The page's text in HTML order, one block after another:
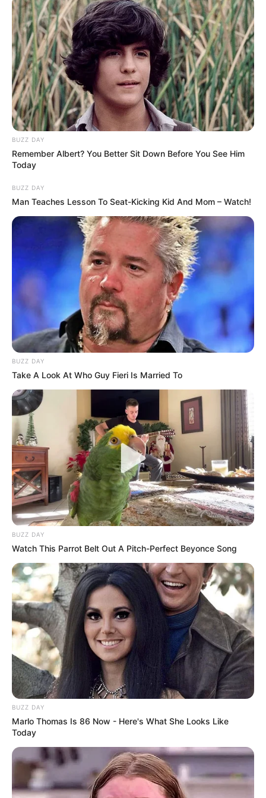
લડી લેવાની તૈયારી રહેલી છે. જ્યારે એક વાત સ્પષ્ટ છે
કે, સ્વાભિમાન સાથે સમાધાન નહીં અને સ્વમાનના ભોગે
પણ રાજકારણ નથી.
BUZZ DAY
Remember Albert? You Better Sit Down Before You See Him
Today
BUZZ DAY
Man Teaches Lesson To Seat-Kicking Kid And Mom – Watch!
BUZZ DAY
Take A Look At Who Guy Fieri Is Married To
BUZZ DAY
Watch This Parrot Belt Out A Pitch-Perfect Beyonce Song
BUZZ DAY
Marlo Thomas Is 86 Now - Here's What She Looks Like
Today